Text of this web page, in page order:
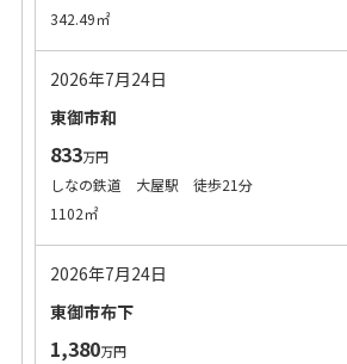
342.49㎡
2026年7月24日
東御市和
833万円
しなの鉄道 大屋駅 徒歩21分
1102㎡
2026年7月24日
東御市布下
1,380万円